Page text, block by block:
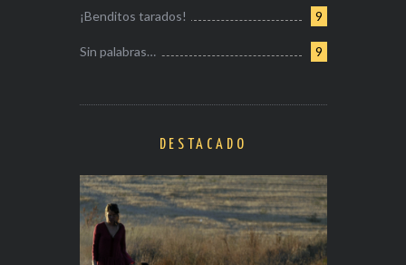
9
¡Benditos tarados!
9
Sin palabras…
DESTACADO